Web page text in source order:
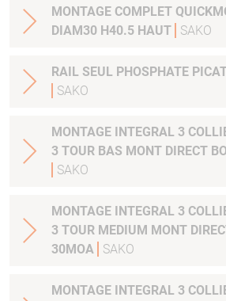
MONTAGE COMPLET
DIAM30 H40.5 HAUT
SAKO
RAIL SEUL PHOSPHATE
SAKO
MONTAGE INTEGRAL 3
3 TOUR BAS MONT DIRECT
SAKO
MONTAGE INTEGRAL 3
3 TOUR MEDIUM MONT
30MOA
SAKO
MONTAGE INTEGRAL 3